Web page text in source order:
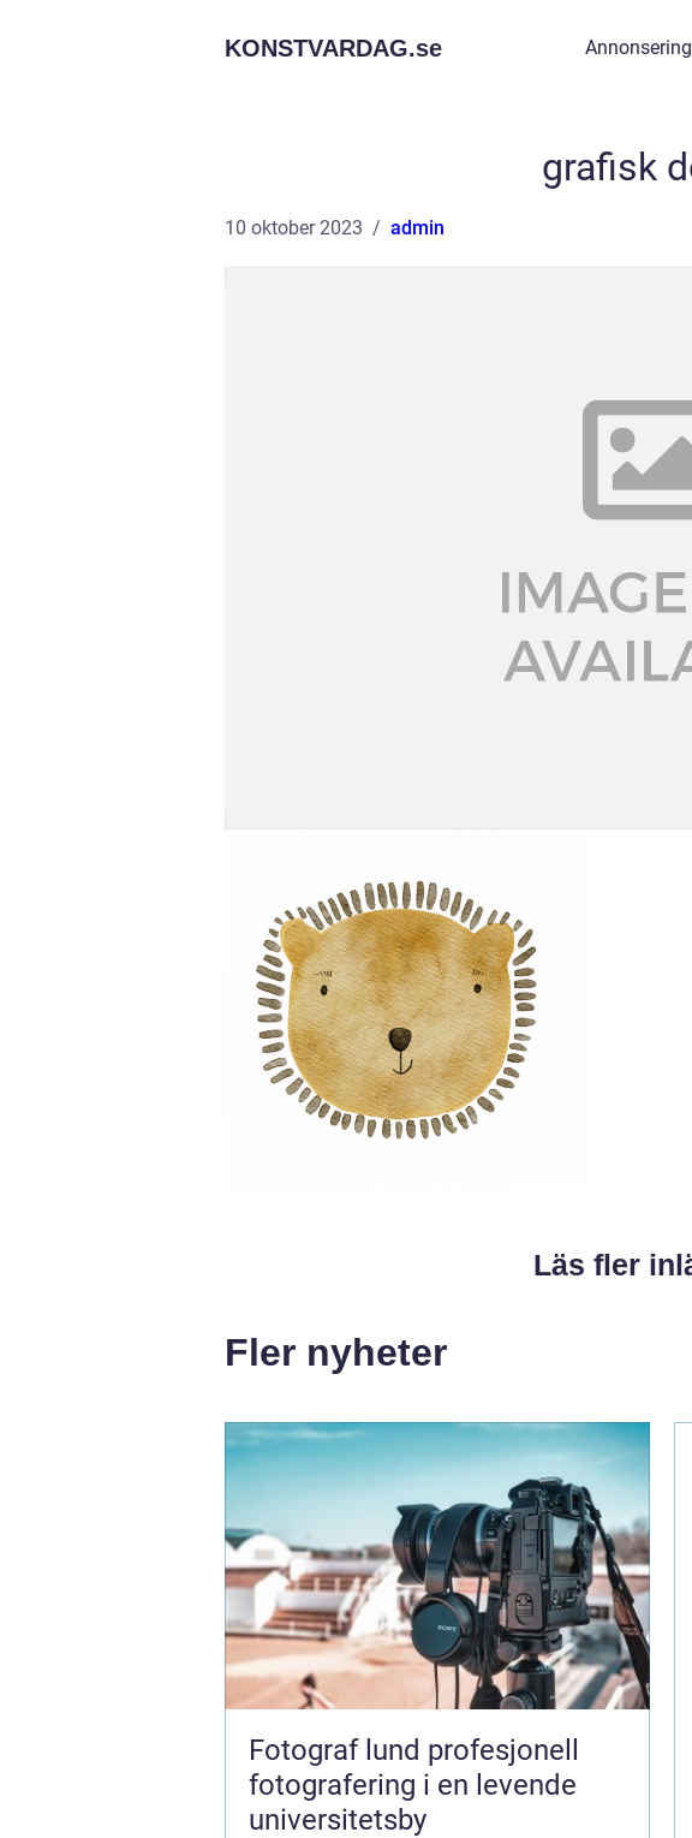
KONSTVARDAG.se Annonsering
grafisk
10 oktober 2023 admin
Läs fler
Fler nyheter
Fotograf lund profesjonell
fotografering i en levende
universitetsby